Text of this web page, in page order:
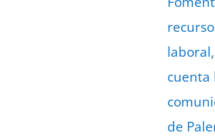
cuenta
de